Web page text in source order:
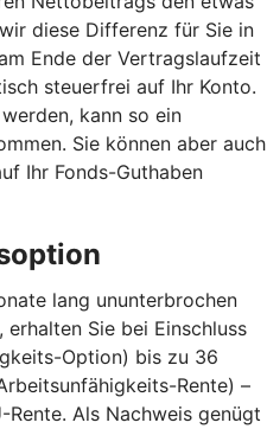
diese Differenz für Sie in
Ende der Vertragslaufzeit
steuerfrei auf Ihr Konto.
kann so ein
Sie können aber auch
Ihr Fonds-Guthaben
lang ununterbrochen
Sie bei Einschluss
Option) bis zu 36
Rente) –
Als Nachweis genügt